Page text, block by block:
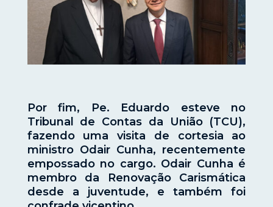
Por fim, Pe. Eduardo esteve no
Tribunal de Contas da União (TCU),
fazendo uma visita de cortesia ao
ministro Odair Cunha, recentemente
empossado no cargo. Odair Cunha é
membro da Renovação Carismática
desde a juventude, e também foi